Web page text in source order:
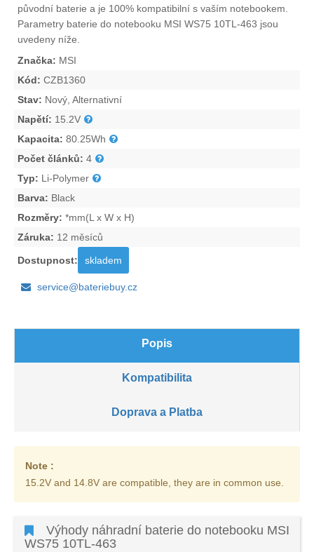
původní baterie a je 100% kompatibilní s vaším notebookem.
Parametry baterie do notebooku MSI WS75 10TL-463 jsou
uvedeny níže.
Značka: MSI
Kód: CZB1360
Stav: Nový, Alternativní
Napětí: 15.2V
Kapacita: 80.25Wh
Počet článků: 4
Typ: Li-Polymer
Barva: Black
Rozměry: *mm(L x W x H)
Záruka: 12 měsíců
Dostupnost: skladem
service@bateriebuy.cz
Popis
Kompatibilita
Doprava a Platba
Note :
15.2V and 14.8V are compatible, they are in common use.
Výhody náhradní baterie do notebooku MSI
WS75 10TL-463